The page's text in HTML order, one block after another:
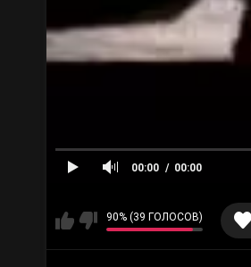
00:00 00:00
90% (39 ГОЛОСОВ)